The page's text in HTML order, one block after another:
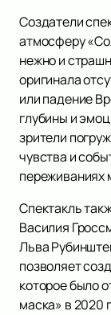
Создатели
атмосферу
нежно и
оригинала
или падение
глубины и
зрители
чувства и
переживаниях
Спектакль
Василия
Льва
позволяет
которое было
маска» в 2020